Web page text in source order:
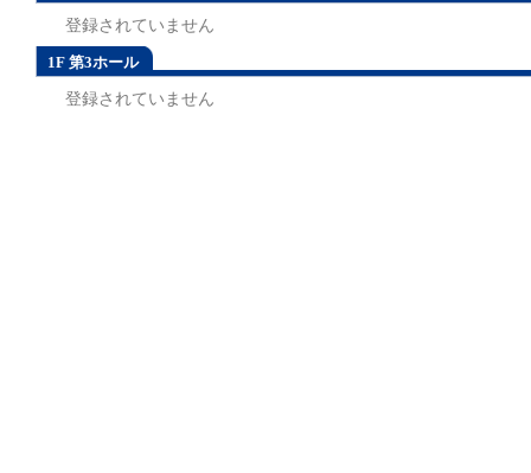
登録されていません
1F 第3ホール
登録されていません